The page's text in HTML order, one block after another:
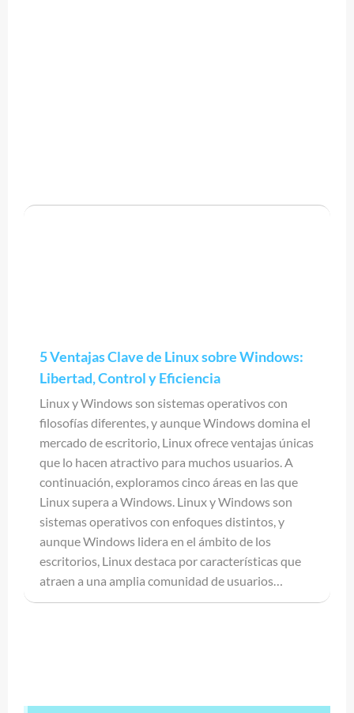
5 Ventajas Clave de Linux sobre Windows:
Libertad, Control y Eficiencia
Linux y Windows son sistemas operativos con
filosofías diferentes, y aunque Windows domina el
mercado de escritorio, Linux ofrece ventajas únicas
que lo hacen atractivo para muchos usuarios. A
continuación, exploramos cinco áreas en las que
Linux supera a Windows. Linux y Windows son
sistemas operativos con enfoques distintos, y
aunque Windows lidera en el ámbito de los
escritorios, Linux destaca por características que
atraen a una amplia comunidad de usuarios…